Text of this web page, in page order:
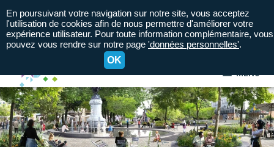
MENU
A= A- A+
En poursuivant votre navigation sur notre site, vous acceptez
l'utilisation de cookies afin de nous permettre d'améliorer votre
expérience utilisateur. Pour toute information complémentaire, vous
pouvez vous rendre sur notre page 'données personnelles'.
OK